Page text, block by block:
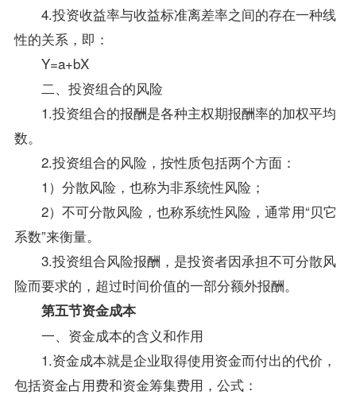
4.投资收益率与收益标准离差率之间的存在一种线
性的关系，即：
Y=a+bX
二、投资组合的风险
1.投资组合的报酬是各种主权期报酬率的加权平均
数。
2.投资组合的风险，按性质包括两个方面：
1）分散风险，也称为非系统性风险；
2）不可分散风险，也称系统性风险，通常用“贝它
系数”来衡量。
3.投资组合风险报酬，是投资者因承担不可分散风
险而要求的，超过时间价值的一部分额外报酬。
第五节资金成本
一、资金成本的含义和作用
1.资金成本就是企业取得使用资金而付出的代价，
包括资金占用费和资金筹集费用，公式：